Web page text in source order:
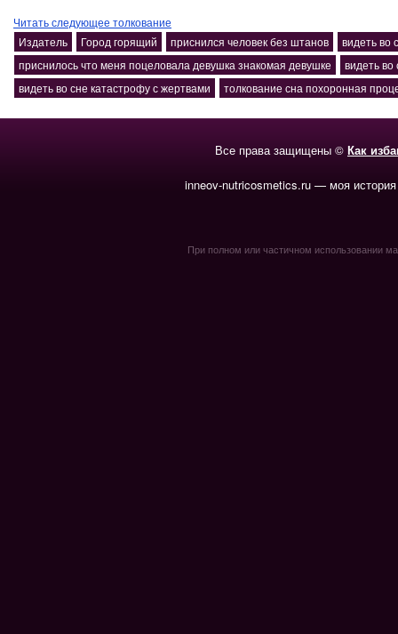
Читать следующее толкование
Издатель
Город горящий приснился человек без штанов
видеть во
приснилось что меня поцеловала девушка знакомая девушке
видеть во
видеть во сне катастрофу с жертвами
толкование сна похоронная
Все права защищены © Как
inneov-nutricosmetics.ru — моя
При полном или частичном использовании